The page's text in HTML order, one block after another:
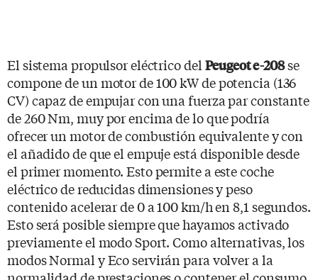
El sistema propulsor eléctrico del Peugeot e-208se
compone de un motor de 100 kW de potencia (136
CV) capaz de empujar con una fuerza par constante
de 260 Nm, muy por encima de lo que podría
ofrecer un motor de combustión equivalente y con
el añadido de que el empuje está disponible desde
el primer momento. Esto permite a este coche
eléctrico de reducidas dimensiones y peso
contenido acelerar de 0 a 100 km/h en 8,1 segundos.
Esto será posible siempre que hayamos activado
previamente el modo Sport. Como alternativas, los
modos Normal y Eco servirán para volver a la